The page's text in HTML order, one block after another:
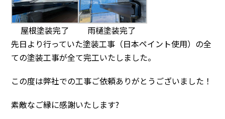
屋根塗装完了 雨樋塗装完了
先日より行っていた塗装工事（日本ペイント使用）の全
ての塗装工事が全て完工いたしました。
この度は弊社での工事ご依頼ありがとうございました！
素敵なご縁に感謝いたします?